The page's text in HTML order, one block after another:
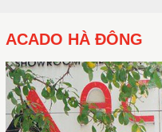
ACADO HÀ ĐÔNG